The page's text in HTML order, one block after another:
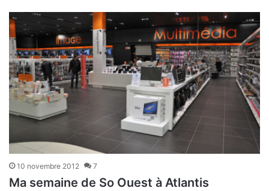
10 novembre 2012 7
Ma semaine de So Ouest à Atlantis